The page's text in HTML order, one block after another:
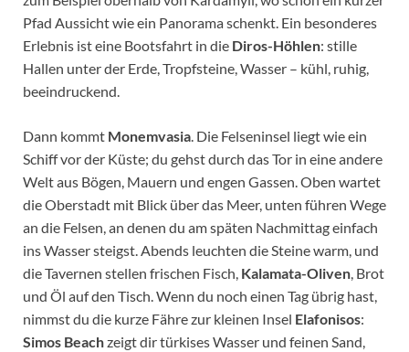
Pfad Aussicht wie ein Panorama schenkt. Ein besonderes
Erlebnis ist eine Bootsfahrt in die Diros-Höhlen: stille
Hallen unter der Erde, Tropfsteine, Wasser – kühl, ruhig,
beeindruckend.
Dann kommt Monemvasia. Die Felseninsel liegt wie ein
Schiff vor der Küste; du gehst durch das Tor in eine andere
Welt aus Bögen, Mauern und engen Gassen. Oben wartet
die Oberstadt mit Blick über das Meer, unten führen Wege
an die Felsen, an denen du am späten Nachmittag einfach
ins Wasser steigst. Abends leuchten die Steine warm, und
die Tavernen stellen frischen Fisch, Kalamata-Oliven, Brot
und Öl auf den Tisch. Wenn du noch einen Tag übrig hast,
nimmst du die kurze Fähre zur kleinen Insel Elafonisos:
Simos Beachzeigt dir türkises Wasser und feinen Sand,